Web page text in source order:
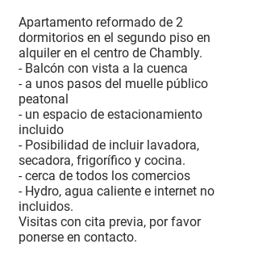
Apartamento reformado de 2
dormitorios en el segundo piso en
alquiler en el centro de Chambly.
- Balcón con vista a la cuenca
- a unos pasos del muelle público
peatonal
- un espacio de estacionamiento
incluido
- Posibilidad de incluir lavadora,
secadora, frigorífico y cocina.
- cerca de todos los comercios
- Hydro, agua caliente e internet no
incluidos.
Visitas con cita previa, por favor
ponerse en contacto.